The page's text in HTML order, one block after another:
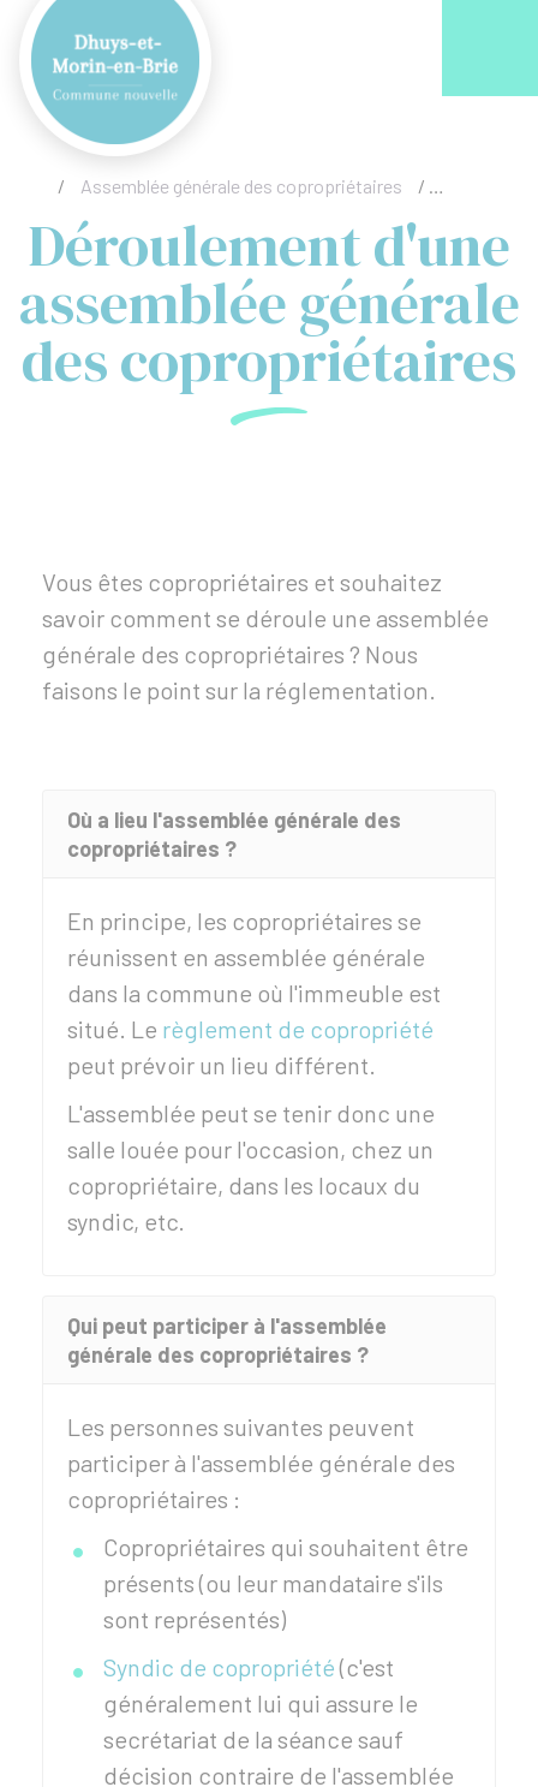
/ Assemblée générale des copropriétaires /
Déroulement d'une
assemblée générale
des copropriétaires
Vous êtes copropriétaires et souhaitez
savoir comment se déroule une assemblée
générale des copropriétaires ? Nous
faisons le point sur la réglementation.
Où a lieu l'assemblée générale des
copropriétaires ?
En principe, les copropriétaires se
réunissent en assemblée générale
dans la commune où l'immeuble est
situé. Le règlement de copropriété
peut prévoir un lieu différent.
L'assemblée peut se tenir donc une
salle louée pour l'occasion, chez un
copropriétaire, dans les locaux du
syndic, etc.
Qui peut participer à l'assemblée
générale des copropriétaires ?
Les personnes suivantes peuvent
participer à l'assemblée générale des
copropriétaires :
Copropriétaires qui souhaitent être
présents (ou leur mandataire s'ils
sont représentés)
Syndic de copropriété(c'est
généralement lui qui assure le
secrétariat de la séance sauf
décision contraire de l'assemblée